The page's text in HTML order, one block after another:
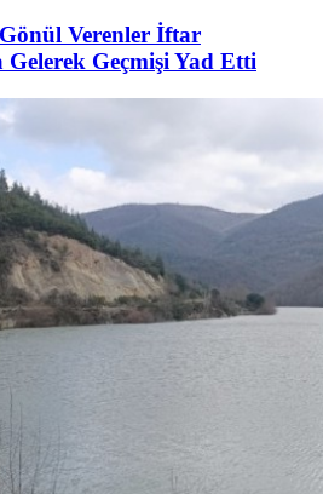
Verenler İftar
Geçmişi Yad Etti